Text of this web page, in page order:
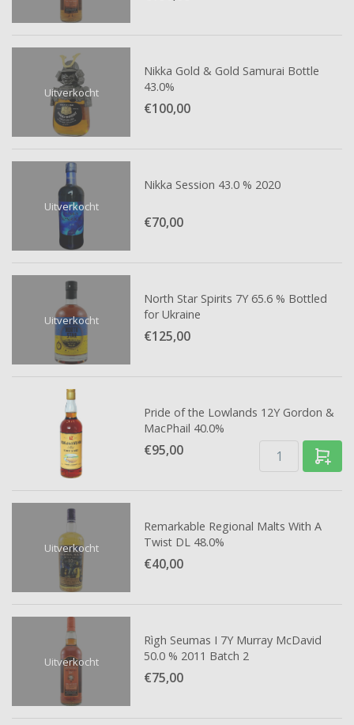
Uitverkocht
Nikka Gold & Gold Samurai Bottle
43.0%
€100,00
Uitverkocht
Nikka Session 43.0 % 2020
€70,00
Uitverkocht
North Star Spirits 7Y 65.6 % Bottled
for Ukraine
€125,00
Pride of the Lowlands 12Y Gordon &
MacPhail 40.0%
€95,00
Uitverkocht
Remarkable Regional Malts With A
Twist DL 48.0%
€40,00
Uitverkocht
Rìgh Seumas I 7Y Murray McDavid
50.0 % 2011 Batch 2
€75,00